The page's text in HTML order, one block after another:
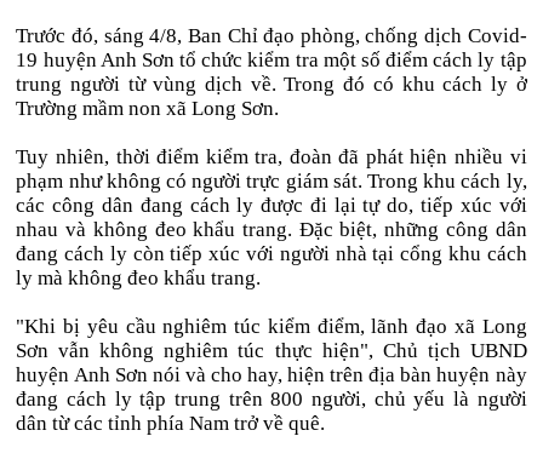
Trước đó, sáng 4/8, Ban Chỉ đạo phòng, chống dịch Covid-
19 huyện Anh Sơn tổ chức kiểm tra một số điểm cách ly tập
trung người từ vùng dịch về. Trong đó có khu cách ly ở
Trường mầm non xã Long Sơn.
Tuy nhiên, thời điểm kiểm tra, đoàn đã phát hiện nhiều vi
phạm như không có người trực giám sát. Trong khu cách ly,
các công dân đang cách ly được đi lại tự do, tiếp xúc với
nhau và không đeo khẩu trang. Đặc biệt, những công dân
đang cách ly còn tiếp xúc với người nhà tại cổng khu cách
ly mà không đeo khẩu trang.
"Khi bị yêu cầu nghiêm túc kiểm điểm, lãnh đạo xã Long
Sơn vẫn không nghiêm túc thực hiện", Chủ tịch UBND
huyện Anh Sơn nói và cho hay, hiện trên địa bàn huyện này
đang cách ly tập trung trên 800 người, chủ yếu là người
dân từ các tỉnh phía Nam trở về quê.